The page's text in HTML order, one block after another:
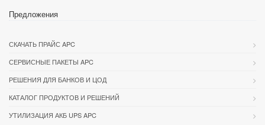
Предложения
СКАЧАТЬ ПРАЙС APC
СЕРВИСНЫЕ ПАКЕТЫ APC
РЕШЕНИЯ ДЛЯ БАНКОВ И ЦОД
КАТАЛОГ ПРОДУКТОВ И РЕШЕНИЙ
УТИЛИЗАЦИЯ АКБ UPS APC